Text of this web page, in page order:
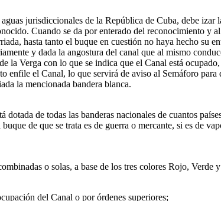
jurisdiccionales de la República de Cuba, debe izar
Cuando se da por enterado del reconocimiento y
hasta tanto el buque en cuestión no haya hecho su
y dada la angostura del canal que al mismo
la Verga con lo que se indica que el Canal está
enfile el Canal, lo que servirá de aviso al Semáforo
la mencionada bandera blanca.
dotada de todas las banderas nacionales de cuantos
de que se trata es de guerra o mercante, si es de
o solas, a base de los tres colores Rojo, Verde
del Canal o por órdenes superiores;